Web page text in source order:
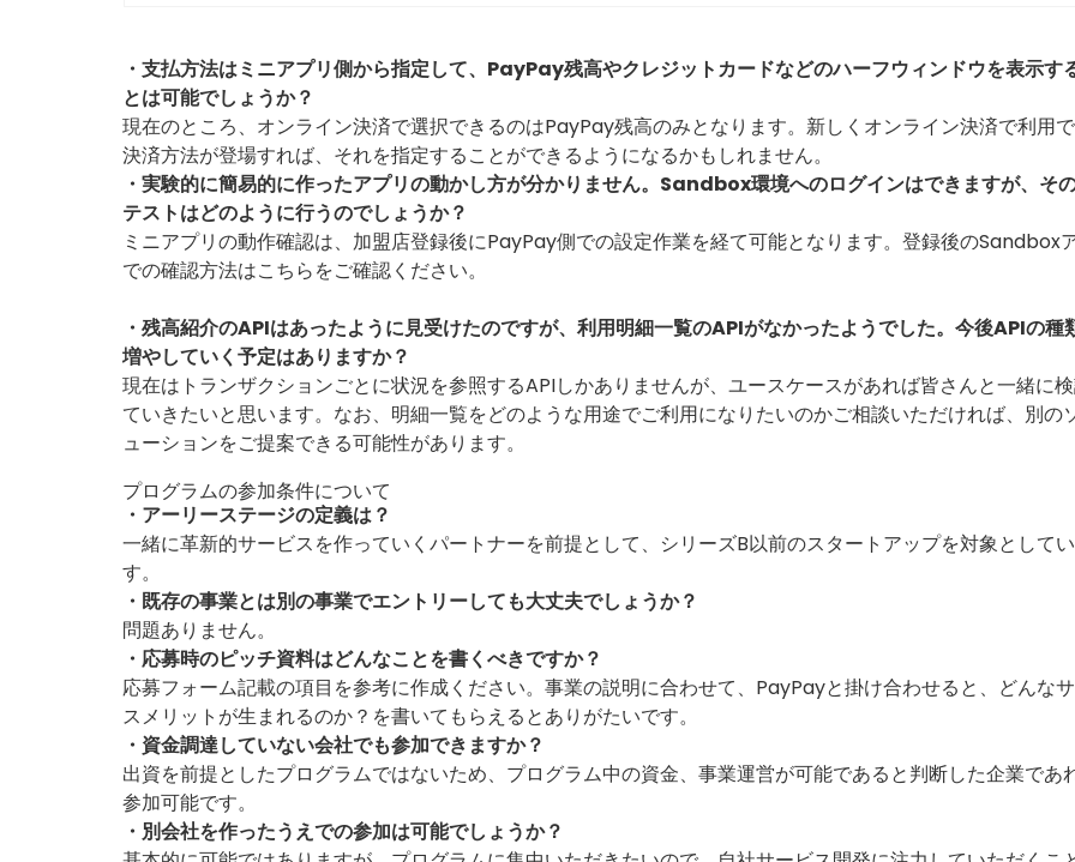
・支払方法はミニアプリ側から指定して、PayPay残高やクレジットカードなどのハーフウィンドウを表示す
とは可能でしょうか？
現在のところ、オンライン決済で選択できるのはPayPay残高のみとなります。新しくオンライン決済で利用
決済方法が登場すれば、それを指定することができるようになるかもしれません。
・実験的に簡易的に作ったアプリの動かし方が分かりません。Sandbox環境へのログインはできますが、そ
テストはどのように行うのでしょうか？
ミニアプリの動作確認は、加盟店登録後にPayPay側での設定作業を経て可能となります。登録後のSandbox
での確認方法はこちらをご確認ください。
・残高紹介のAPIはあったように見受けたのですが、利用明細一覧のAPIがなかったようでした。今後APIの種
増やしていく予定はありますか？
現在はトランザクションごとに状況を参照するAPIしかありませんが、ユースケースがあれば皆さんと一緒に
ていきたいと思います。なお、明細一覧をどのような用途でご利用になりたいのかご相談いただければ、別の
ューションをご提案できる可能性があります。
プログラムの参加条件について
・アーリーステージの定義は？
一緒に革新的サービスを作っていくパートナーを前提として、シリーズB以前のスタートアップを対象として
す。
・既存の事業とは別の事業でエントリーしても大丈夫でしょうか？
問題ありません。
・応募時のピッチ資料はどんなことを書くべきですか？
応募フォーム記載の項目を参考に作成ください。事業の説明に合わせて、PayPayと掛け合わせると、どんな
スメリットが生まれるのか？を書いてもらえるとありがたいです。
・資金調達していない会社でも参加できますか？
出資を前提としたプログラムではないため、プログラム中の資金、事業運営が可能であると判断した企業であ
参加可能です。
・別会社を作ったうえでの参加は可能でしょうか？